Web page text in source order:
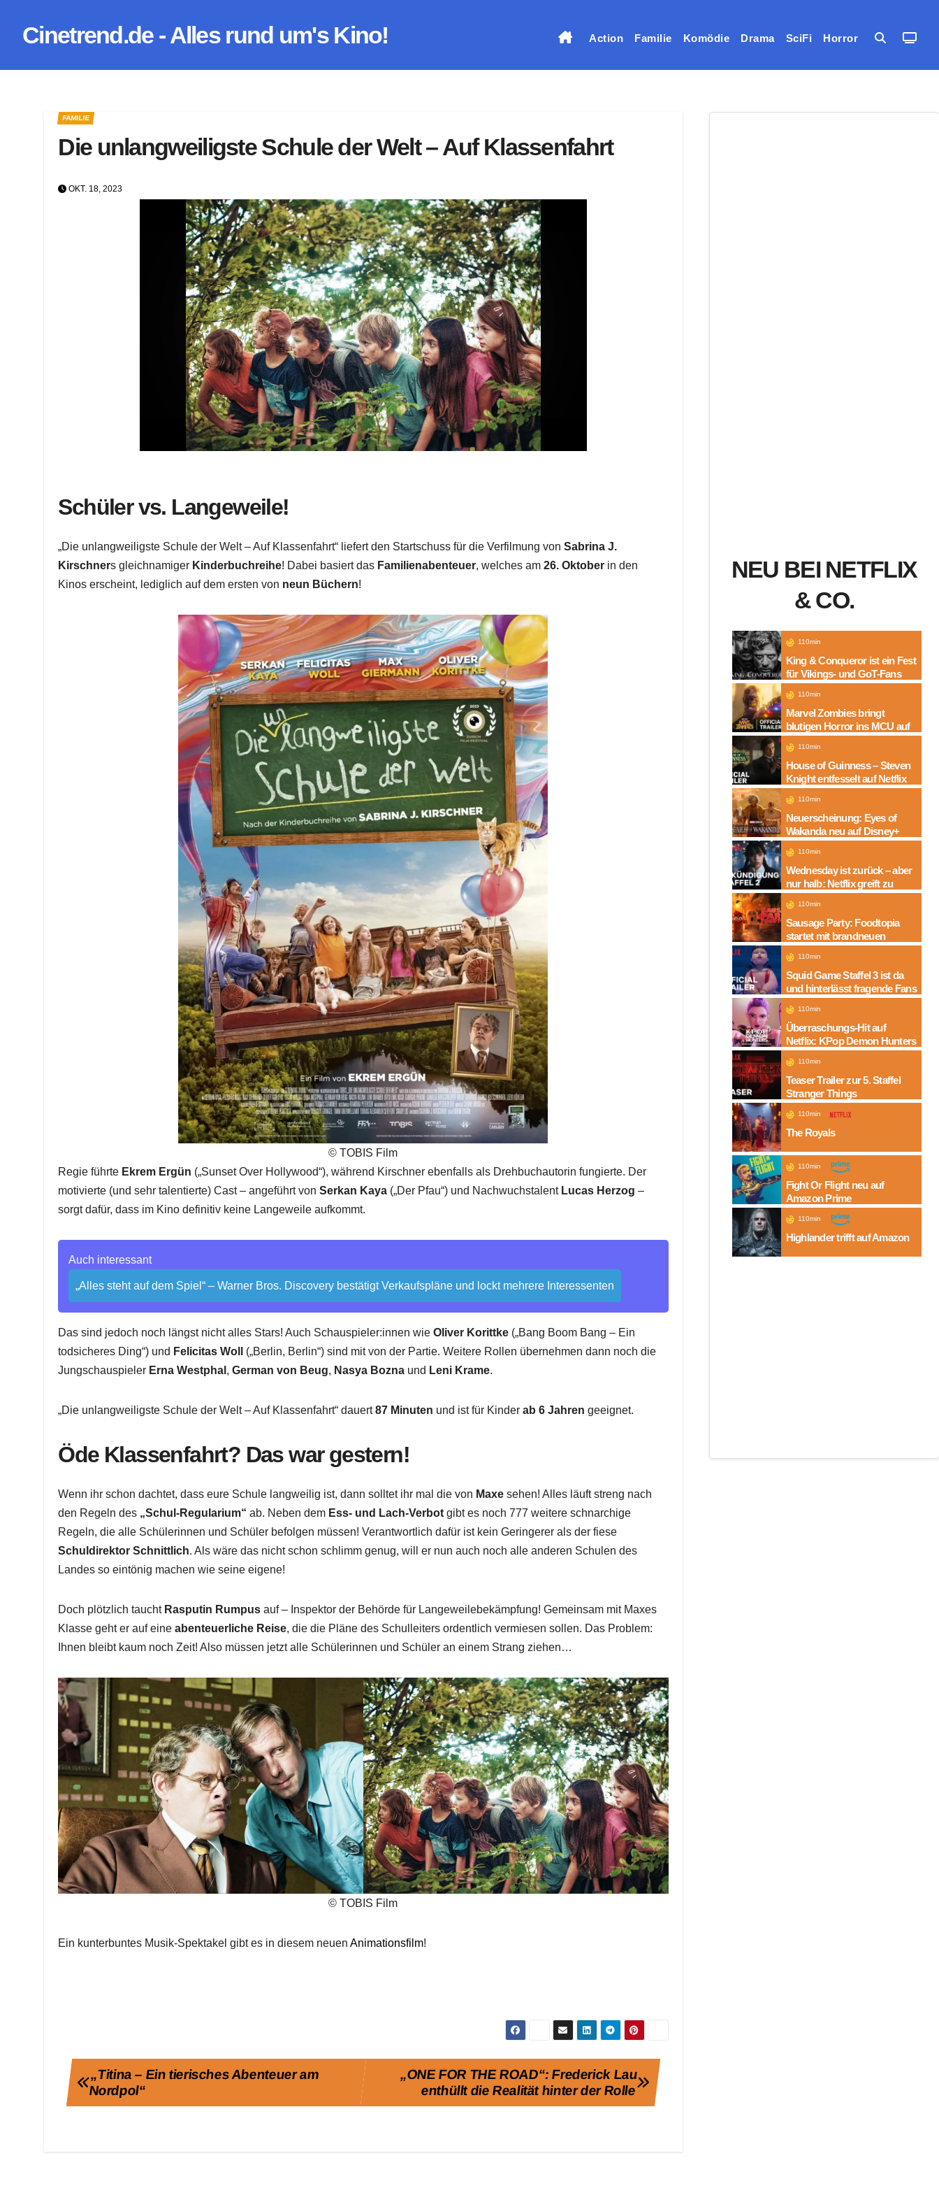
InhaltCinetrend.de - Alles rund um's Kino! Action Familie Komödie Drama SciFi Horror
FAMILIE
Die unlangweiligste Schule der Welt – Auf Klassenfahrt
OKT. 18, 2023
Schüler vs. Langeweile!
„Die unlangweiligste Schule der Welt – Auf Klassenfahrt“ liefert den Startschuss für die Verfilmung vonSabrina J.
Kirschners gleichnamiger Kinderbuchreihe! Dabei basiert das Familienabenteuer, welches am26. Oktober in den
Kinos erscheint, lediglich auf dem ersten von neun Büchern!
© TOBIS Film
Regie führte Ekrem Ergün („Sunset Over Hollywood“), während Kirschner ebenfalls als Drehbuchautorin fungierte. Der
motivierte (und sehr talentierte) Cast – angeführt vonSerkan Kaya („Der Pfau“) und Nachwuchstalent Lucas Herzog –
sorgt dafür, dass im Kino definitiv keine Langeweile aufkommt.
Auch interessant
„Alles steht auf dem Spiel“ – Warner Bros. Discovery bestätigt Verkaufspläne und lockt mehrere Interessenten
Das sind jedoch noch längst nicht alles Stars! Auch Schauspieler:innen wieOliver Korittke („Bang Boom Bang – Ein
todsicheres Ding“) und Felicitas Woll („Berlin, Berlin“) sind mit von der Partie. Weitere Rollen übernehmen dann noch die
Jungschauspieler Erna Westphal ,German von Beug, Nasya Bozna und Leni Krame.
„Die unlangweiligste Schule der Welt – Auf Klassenfahrt“ dauert87 Minuten und ist für Kinderab 6 Jahrengeeignet.
Öde Klassenfahrt? Das war gestern!
Wenn ihr schon dachtet, dass eure Schule langweilig ist, dann solltet ihr mal die von Maxe sehen! Alles läuft streng nach
den Regeln des „Schul-Regularium“ ab. Neben dem Ess- und Lach-Verbot gibt es noch 777 weitere schnarchige
Regeln, die alle Schülerinnen und Schüler befolgen müssen! Verantwortlich dafür ist kein Geringerer als der fiese
Schuldirektor Schnittlich. Als wäre das nicht schon schlimm genug, will er nun auch noch alle anderen Schulen des
Landes so eintönig machen wie seine eigene!
Doch plötzlich taucht Rasputin Rumpus auf – Inspektor der Behörde für Langeweilebekämpfung! Gemeinsam mit Maxes
Klasse geht er auf eineabenteuerliche Reise, die die Pläne des Schulleiters ordentlich vermiesen sollen. Das Problem:
Ihnen bleibt kaum noch Zeit! Also müssen jetzt alle Schülerinnen und Schüler an einem Strang ziehen…
© TOBIS Film
Ein kunterbuntes Musik-Spektakel gibt es in diesem neuenAnimationsfilm!
Beitragsnavigation
„ONE FOR THE ROAD“: Frederick Lau
enthüllt die Realität hinter der Rolle
„Titina – Ein tierisches Abenteuer am
Nordpol“
NEU BEI NETFLIX
& CO.
110min
King & Conqueror ist ein Fest
für Vikings- und GoT-Fans
110min
Marvel Zombies bringt
blutigen Horror ins MCU auf
Disney+
110min
House of Guinness – Steven
Knight entfesselt auf Netflix
die dunkle Seite einer
Legende
110min
Neuerscheinung: Eyes of
Wakanda neu auf Disney+
110min
Wednesday ist zurück – aber
nur halb: Netflix greift zu
neuem Serien-Trick
110min
Sausage Party: Foodtopia
startet mit brandneuen
Folgen auf Amazon
110min
Squid Game Staffel 3 ist da
und hinterlässt fragende Fans
110min
Überraschungs-Hit auf
Netflix: KPop Demon Hunters
110min
Teaser Trailer zur 5. Staffel
Stranger Things
110min
The Royals
110min
Fight Or Flight neu auf
Amazon Prime
110min
Highlander trifft auf Amazon